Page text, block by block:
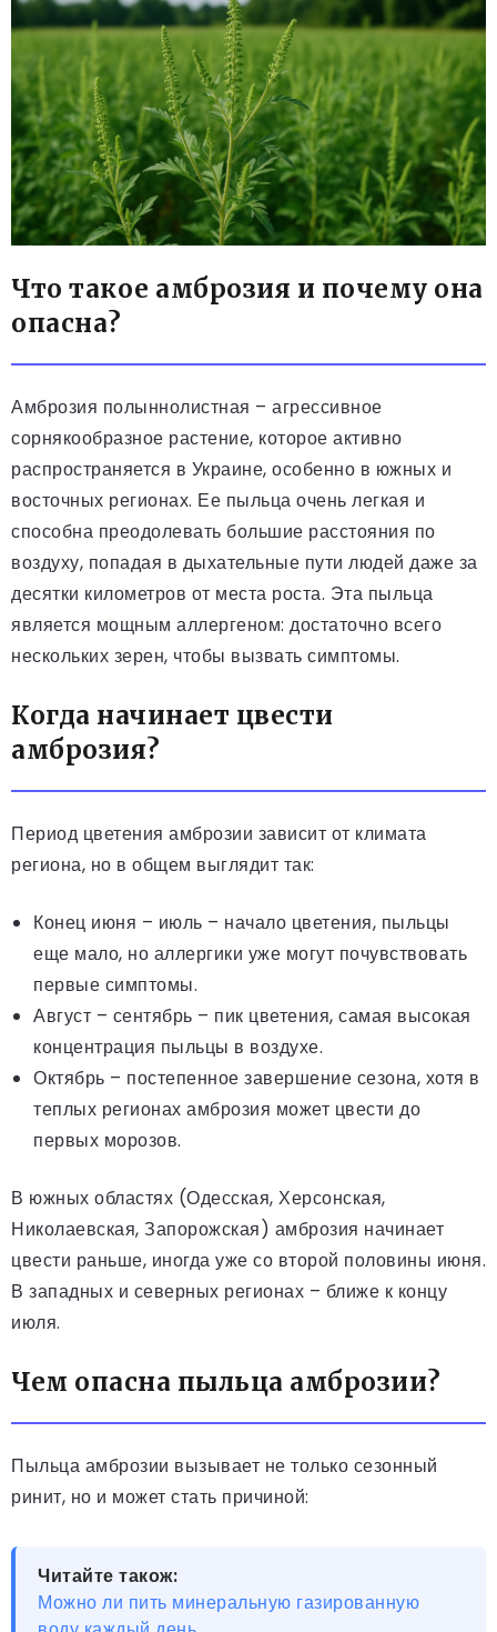
Что такое амброзия и почему она
опасна?
Амброзия полыннолистная – агрессивное
сорнякообразное растение, которое активно
распространяется в Украине, особенно в южных и
восточных регионах. Ее пыльца очень легкая и
способна преодолевать большие расстояния по
воздуху, попадая в дыхательные пути людей даже за
десятки километров от места роста. Эта пыльца
является мощным аллергеном: достаточно всего
нескольких зерен, чтобы вызвать симптомы.
Когда начинает цвести
амброзия?
Период цветения амброзии зависит от климата
региона, но в общем выглядит так:
Конец июня – июль – начало цветения, пыльцы
еще мало, но аллергики уже могут почувствовать
первые симптомы.
Август – сентябрь – пик цветения, самая высокая
концентрация пыльцы в воздухе.
Октябрь – постепенное завершение сезона, хотя в
теплых регионах амброзия может цвести до
первых морозов.
В южных областях (Одесская, Херсонская,
Николаевская, Запорожская) амброзия начинает
цвести раньше, иногда уже со второй половины июня.
В западных и северных регионах – ближе к концу
июля.
Чем опасна пыльца амброзии?
Пыльца амброзии вызывает не только сезонный
ринит, но и может стать причиной:
Читайте також:
Можно ли пить минеральную газированную